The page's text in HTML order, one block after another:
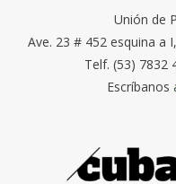
Unión de
Ave. 23 # 452 esquina a
Telf. (53) 7832
Escríbanos